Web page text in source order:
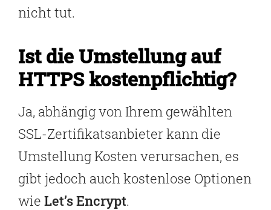
nicht tut.
Ist die Umstellung auf
HTTPS kostenpflichtig?
Ja, abhängig von Ihrem gewählten
SSL-Zertifikatsanbieter kann die
Umstellung Kosten verursachen, es
gibt jedoch auch kostenlose Optionen
wie Let’s Encrypt.